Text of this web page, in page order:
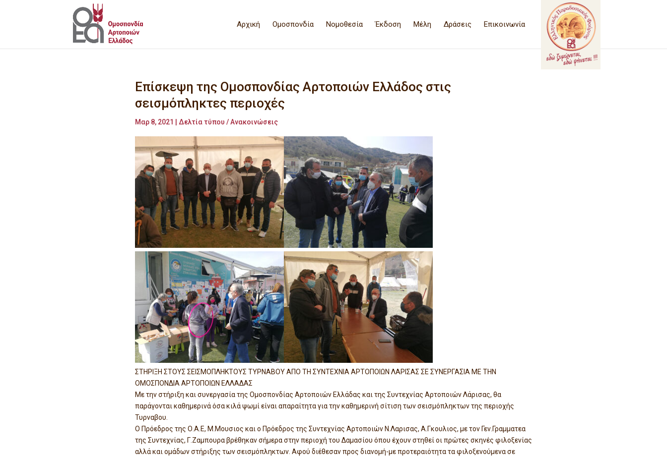
Αρχική Ομοσπονδία Νομοθεσία Έκδοση Μέλη Δράσεις Επικοινωνία
Επίσκεψη της Ομοσπονδίας Αρτοποιών Ελλάδος στις
σεισμόπληκτες περιοχές
Μαρ 8, 2021 Δελτία τύπου / Ανακοινώσεις
ΣΤΗΡΙΞΗ ΣΤΟΥΣ ΣΕΙΣΜΟΠΛΗΚΤΟΥΣ ΤΥΡΝΑΒΟΥ ΑΠΟ ΤΗ ΣΥΝΤΕΧΝΙΑ ΑΡΤΟΠΟΙΩΝ ΛΑΡΙΣΑΣ ΣΕ ΣΥΝΕΡΓΑΣΙΑ ΜΕ ΤΗΝ
ΟΜΟΣΠΟΝΔΙΑ ΑΡΤΟΠΟΙΩΝ ΕΛΛΑΔΑΣ
Με την στήριξη και συνεργασία της Ομοσπονδίας Αρτοποιών Ελλάδας και της Συντεχνίας Αρτοποιών Λάρισας, θα
παράγονται καθημερινά όσα κιλά ψωμί είναι απαραίτητα για την καθημερινή σίτιση των σεισμόπληκτων της περιοχής
Τυρναβου.
Ο Πρόεδρος της Ο.Α.Ε, Μ.Μουσιος και ο Πρόεδρος της Συντεχνίας Αρτοποιών Ν.Λαρισας, Α.Γκουλιος, με τον Γεν.Γραμματεα
της Συντεχνίας, Γ.Ζαμπουρα βρέθηκαν σήμερα στην περιοχή του Δαμασίου όπου έχουν στηθεί οι πρώτες σκηνές φιλοξενίας
αλλά και ομάδων στήριξης των σεισμόπληκτων. Αφού διέθεσαν προς διανομή-με προτεραιότητα τα φιλοξενούμενα σε